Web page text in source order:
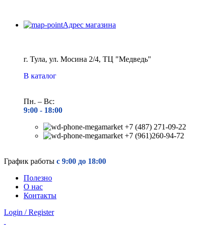
Адрес магазина
г. Тула, ул. Мосина 2/4, ТЦ "Медведь"
В каталог
Пн. – Вс:
9:00 - 18:00
+7 (487) 271-09-22
+7 (961)260-94-72
График работы с 9:00 до 18:00
Полезно
О нас
Контакты
Login / Register